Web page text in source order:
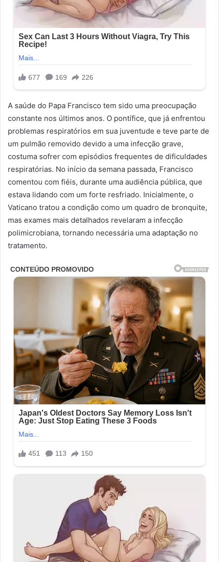
A saúde do Papa Francisco tem sido uma preocupação
constante nos últimos anos. O pontífice, que já enfrentou
problemas respiratórios em sua juventude e teve parte de
um pulmão removido devido a uma infecção grave,
costuma sofrer com episódios frequentes de dificuldades
respiratórias. No início da semana passada, Francisco
comentou com fiéis, durante uma audiência pública, que
estava lidando com um forte resfriado. Inicialmente, o
Vaticano tratou a condição como um quadro de bronquite,
mas exames mais detalhados revelaram a infecção
polimicrobiana, tornando necessária uma adaptação no
tratamento.